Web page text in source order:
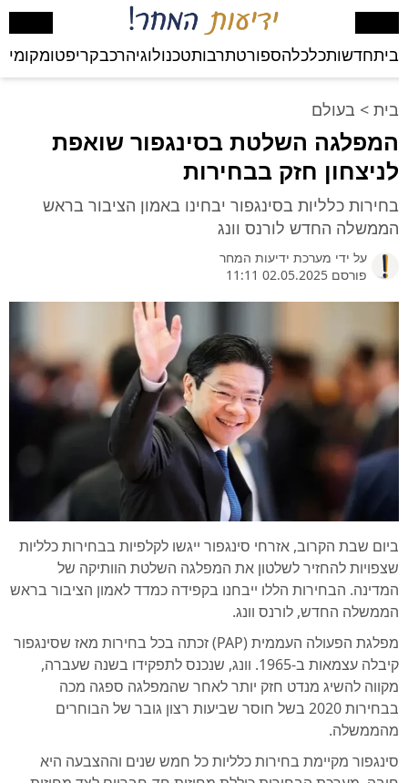
ביתחדשותכלכלהספורטתרבותטכנולוגיהרכבקריפטומקומי
בית > בעולם
המפלגה השלטת בסינגפור שואפת
לניצחון חזק בבחירות
בחירות כלליות בסינגפור יבחינו באמון הציבור בראש
הממשלה החדש לורנס וונג
על ידי מערכת ידיעות המחר
פורסם 02.05.2025 11:11
ביום שבת הקרוב, אזרחי סינגפור ייגשו לקלפיות בבחירות כלליות
שצפויות להחזיר לשלטון את המפלגה השלטת הוותיקה של
המדינה. הבחירות הללו ייבחנו בקפידה כמדד לאמון הציבור בראש
הממשלה החדש, לורנס וונג.
מפלגת הפעולה העממית (PAP) זכתה בכל בחירות מאז שסינגפור
קיבלה עצמאות ב-1965. וונג, שנכנס לתפקידו בשנה שעברה,
מקווה להשיג מנדט חזק יותר לאחר שהמפלגה ספגה מכה
בבחירות 2020 בשל חוסר שביעות רצון גובר של הבוחרים
מהממשלה.
סינגפור מקיימת בחירות כלליות כל חמש שנים וההצבעה היא